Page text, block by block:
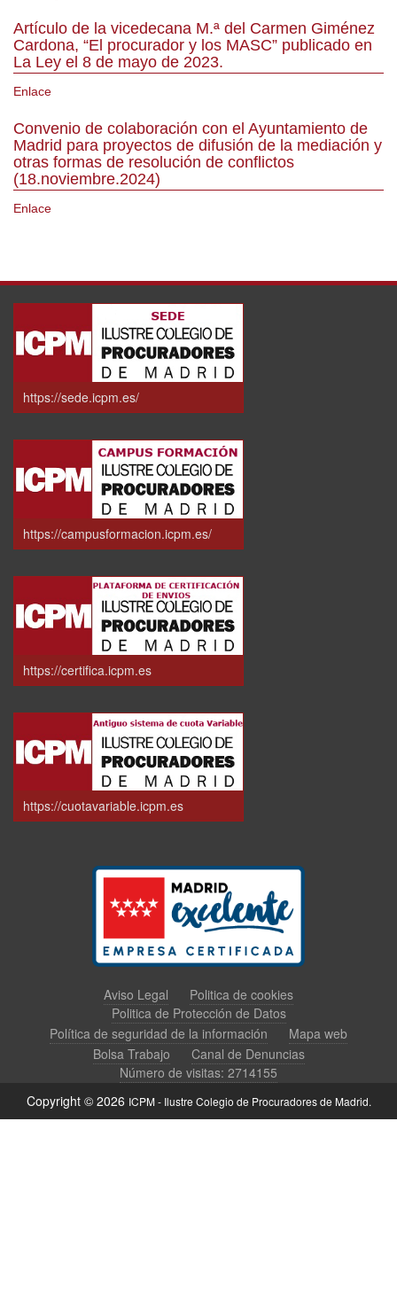
Artículo de la vicedecana M.ª del Carmen Giménez
Cardona, “El procurador y los MASC” publicado en
La Ley el 8 de mayo de 2023.
Enlace
Convenio de colaboración con el Ayuntamiento de
Madrid para proyectos de difusión de la mediación y
otras formas de resolución de conflictos
(18.noviembre.2024)
Enlace
https://sede.icpm.es/
https://campusformacion.icpm.es/
https://certifica.icpm.es
https://cuotavariable.icpm.es
Aviso Legal
Politica de cookies
Politica de Protección de Datos
Política de seguridad de la información
Mapa web
Bolsa Trabajo
Canal de Denuncias
Número de visitas: 2714155
Copyright © 2026 ICPM - Ilustre Colegio de Procuradores de Madrid.